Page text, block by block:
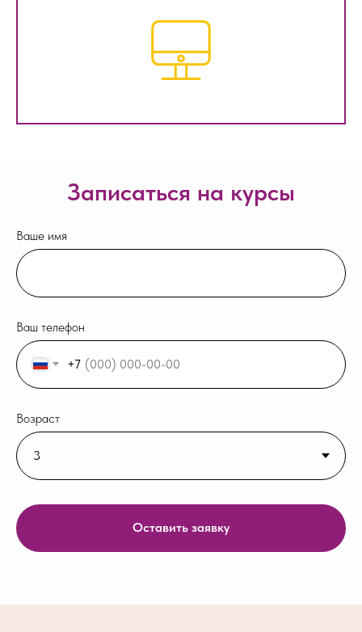
Записаться на курсы
Ваше имя
Ваш телефон
+7
Возраст
Оставить заявку